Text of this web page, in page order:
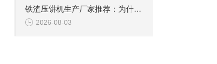
铁渣压饼机生产厂家推荐：为什么恩派特成为众多企业的优选？
2026-08-03